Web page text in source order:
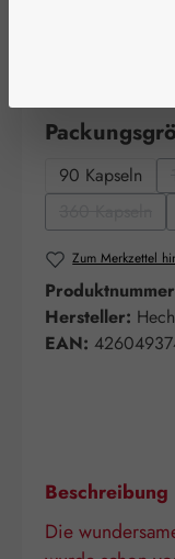
90 Kapseln
(Diese
Zum Merkzettel
Hersteller:
EAN:
Beschreibung
Die